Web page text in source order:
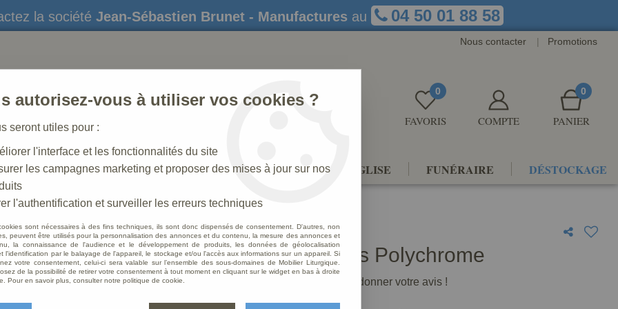
la société Jean-Sébastien Brunet - Manufactures au 04 50 01 88 58
Nous contacter | Promotions
0
FAVORIS COMPTE
0
PANIER
STATUES CRÈCHES DE NOËL AMÉNAGEMENTS D'ÉGLISE FUNÉRAIRE DÉSTOCKAGE
N° 42_60 CM >Enfant Jésus Polychrome
Enfant Jésus Polychrome
Soyez le premier à donner votre avis !
autorisez-vous à utiliser vos cookies ?
seront utiles pour :
l'interface et les fonctionnalités du site
les campagnes marketing et proposer des mises à jour sur nos
l'authentification et surveiller les erreurs techniques
sont nécessaires à des fins techniques, ils sont donc dispensés de consentement. D'autres, non
peuvent être utilisés pour la personnalisation des annonces et du contenu, la mesure des annonces et
la connaissance de l'audience et le développement de produits, les données de géolocalisation
l'identification par le balayage de l'appareil, le stockage et/ou l'accès aux informations sur un appareil. Si
votre consentement, celui-ci sera valable sur l’ensemble des sous-domaines de Mobilier Liturgique.
de la possibilité de retirer votre consentement à tout moment en cliquant sur le widget en bas à droite
Pour en savoir plus, consulter notre politique de cookie.